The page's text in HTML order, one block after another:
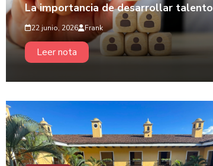
La importancia de desarrollar talento
22 junio, 2026 Frank
Leer nota